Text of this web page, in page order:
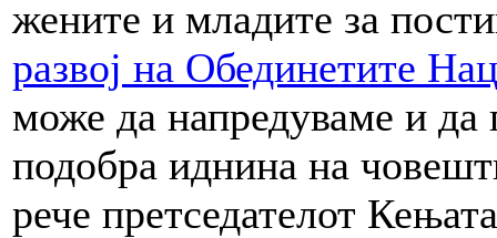
жените и младите за
развој на Обединетите
може да напредуваме и да
подобра иднина на
рече претседателот